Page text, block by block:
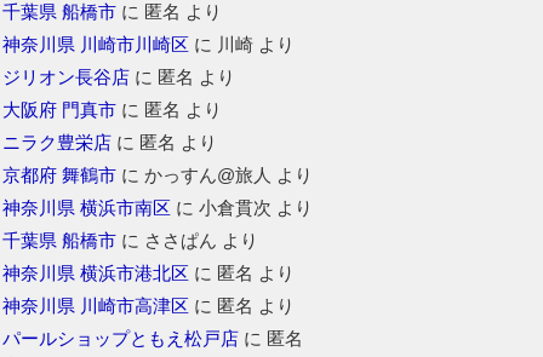
千葉県 船橋市 に 匿名 より
神奈川県 川崎市川崎区 に 川崎 より
ジリオン長谷店 に 匿名 より
大阪府 門真市 に 匿名 より
ニラク豊栄店 に 匿名 より
京都府 舞鶴市 にかっすん@旅人 より
神奈川県 横浜市南区 に小倉貫次 より
千葉県 船橋市 に ささぱん より
神奈川県 横浜市港北区 に 匿名 より
神奈川県 川崎市高津区 に 匿名 より
パールショップともえ松戸店 に 匿名